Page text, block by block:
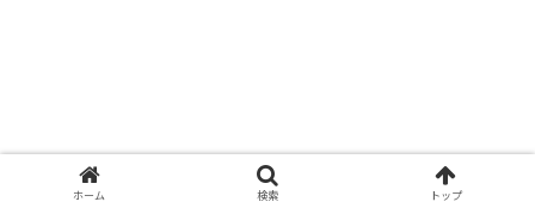
ホーム 検索 トップ